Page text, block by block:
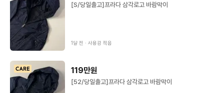
[S/당일출고]프라다 삼각로고 바람막이
1달 전 ∙ 사용감 적음
119만원
[52/당일출고]프라다 삼각로고 바람막이